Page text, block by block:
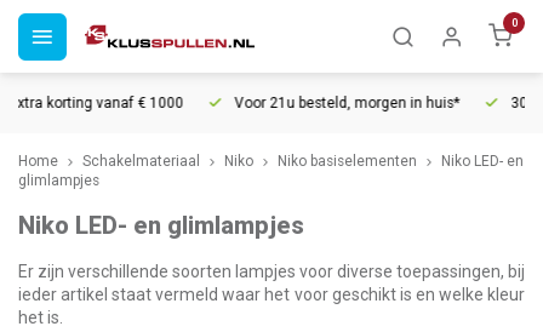
0
€ 1000 Voor 21u besteld, morgen in huis* 30 dagen
Home Schakelmateriaal Niko Niko basiselementen
Niko LED- en
glimlampjes
Niko LED- en glimlampjes
Er zijn verschillende soorten lampjes voor diverse toepassingen, bij
ieder artikel staat vermeld waar het voor geschikt is en welke kleur
het is.